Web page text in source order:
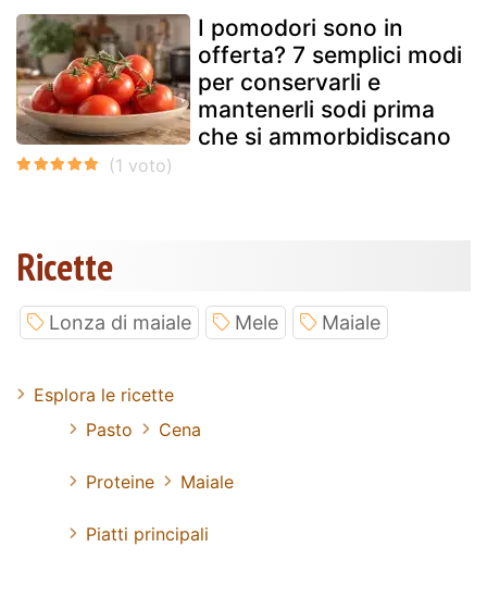
I pomodori sono in
offerta? 7 semplici modi
per conservarli e
mantenerli sodi prima
che si ammorbidiscano
Ricette
Lonza di maiale Mele Maiale
Esplora le ricette
Pasto
Cena
Proteine Maiale
Piatti principali